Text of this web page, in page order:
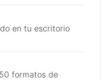
en tu escritorio
formatos de